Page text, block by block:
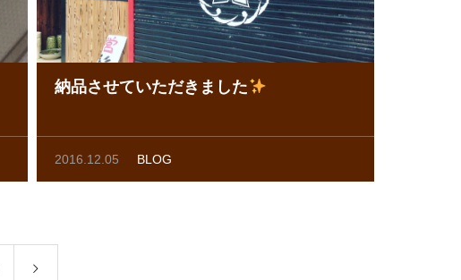
納品させていただきました
2016.12.05 BLOG